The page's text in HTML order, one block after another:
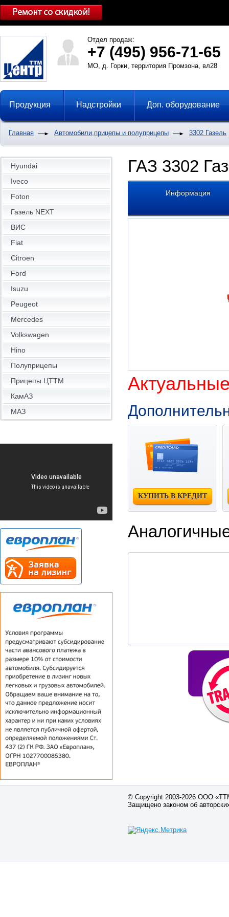
Отдел продаж:
+7 (495) 956-71-65
МО, д. Горки, территория Промзона, вл28
Продукция Надстройки Доп. оборудование
Главная Автомобили,прицепы и полуприцепы 3302 Газель
ГАЗ 3302
Информация
КУПИТЬ В КРЕДИТ
Hyundai
Iveco
Foton
Газель NEXT
ВИС
Fiat
Citroen
Ford
Isuzu
Peugeot
Mercedes
Volkswagen
Hino
Полуприцепы
Прицепы ЦТТМ
КамАЗ
МАЗ
© Copyright 2003-2026 ООО
Защищено законом об